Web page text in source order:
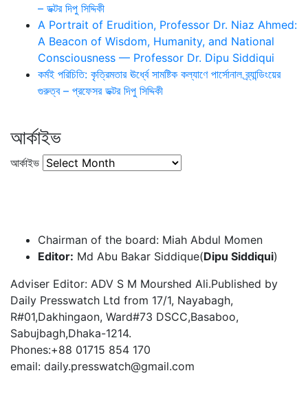
– ডক্টর দিপু সিদ্দিকী
A Portrait of Erudition, Professor Dr. Niaz Ahmed:
A Beacon of Wisdom, Humanity, and National
Consciousness — Professor Dr. Dipu Siddiqui
কর্মই পরিচিতি: কৃত্রিমতার ঊর্ধ্বে সামষ্টিক কল্যাণে পার্সোনাল ব্র্যান্ডিংয়ের
গুরুত্ব – প্রফেসর ডক্টর দিপু সিদ্দিকী
আর্কাইভ
আর্কাইভ
Chairman of the board: Miah Abdul Momen
Editor: Md Abu Bakar Siddique(Dipu Siddiqui)
Adviser Editor: ADV S M Mourshed Ali.Published by
Daily Presswatch Ltd from 17/1, Nayabagh,
R#01,Dakhingaon, Ward#73 DSCC,Basaboo,
Sabujbagh,Dhaka-1214.
Phones:+88 01715 854 170
email: daily.presswatch@gmail.com